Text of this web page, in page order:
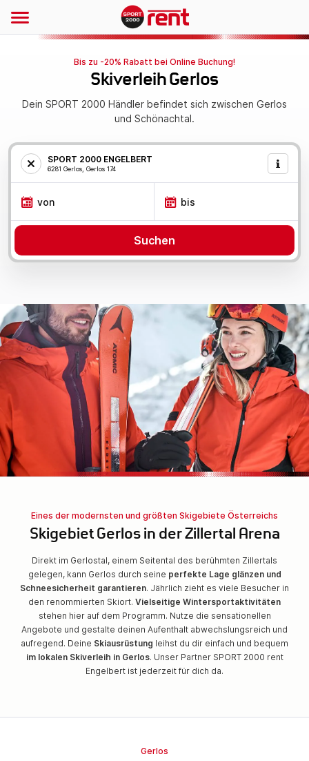
Bis zu -20% Rabatt bei Online Buchung!
Skiverleih Gerlos
Dein SPORT 2000 Händler befindet sich zwischen Gerlos
und Schönachtal.
SPORT 2000 ENGELBERT
6281 Gerlos, Gerlos 174
von bis
Eines der modernsten und größten Skigebiete Österreichs
Skigebiet Gerlos in der Zillertal Arena
Direkt im Gerlostal, einem Seitental des berühmten Zillertals
gelegen, kann Gerlos durch seine perfekte Lage glänzen und
Schneesicherheit garantieren. Jährlich zieht es viele Besucher in
den renommierten Skiort. Vielseitige Wintersportaktivitäten
stehen hier auf dem Programm. Nutze die sensationellen
Angebote und gestalte deinen Aufenthalt abwechslungsreich und
aufregend. Deine Skiausrüstung leihst du dir einfach und bequem
im lokalen Skiverleih in Gerlos. Unser Partner SPORT 2000 rent
Engelbert ist jederzeit für dich da.
Gerlos